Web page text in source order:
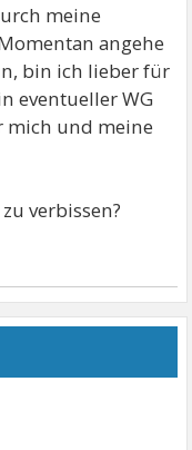
meine
angehe
bin ich lieber für
eventueller WG
mich und meine
verbissen?